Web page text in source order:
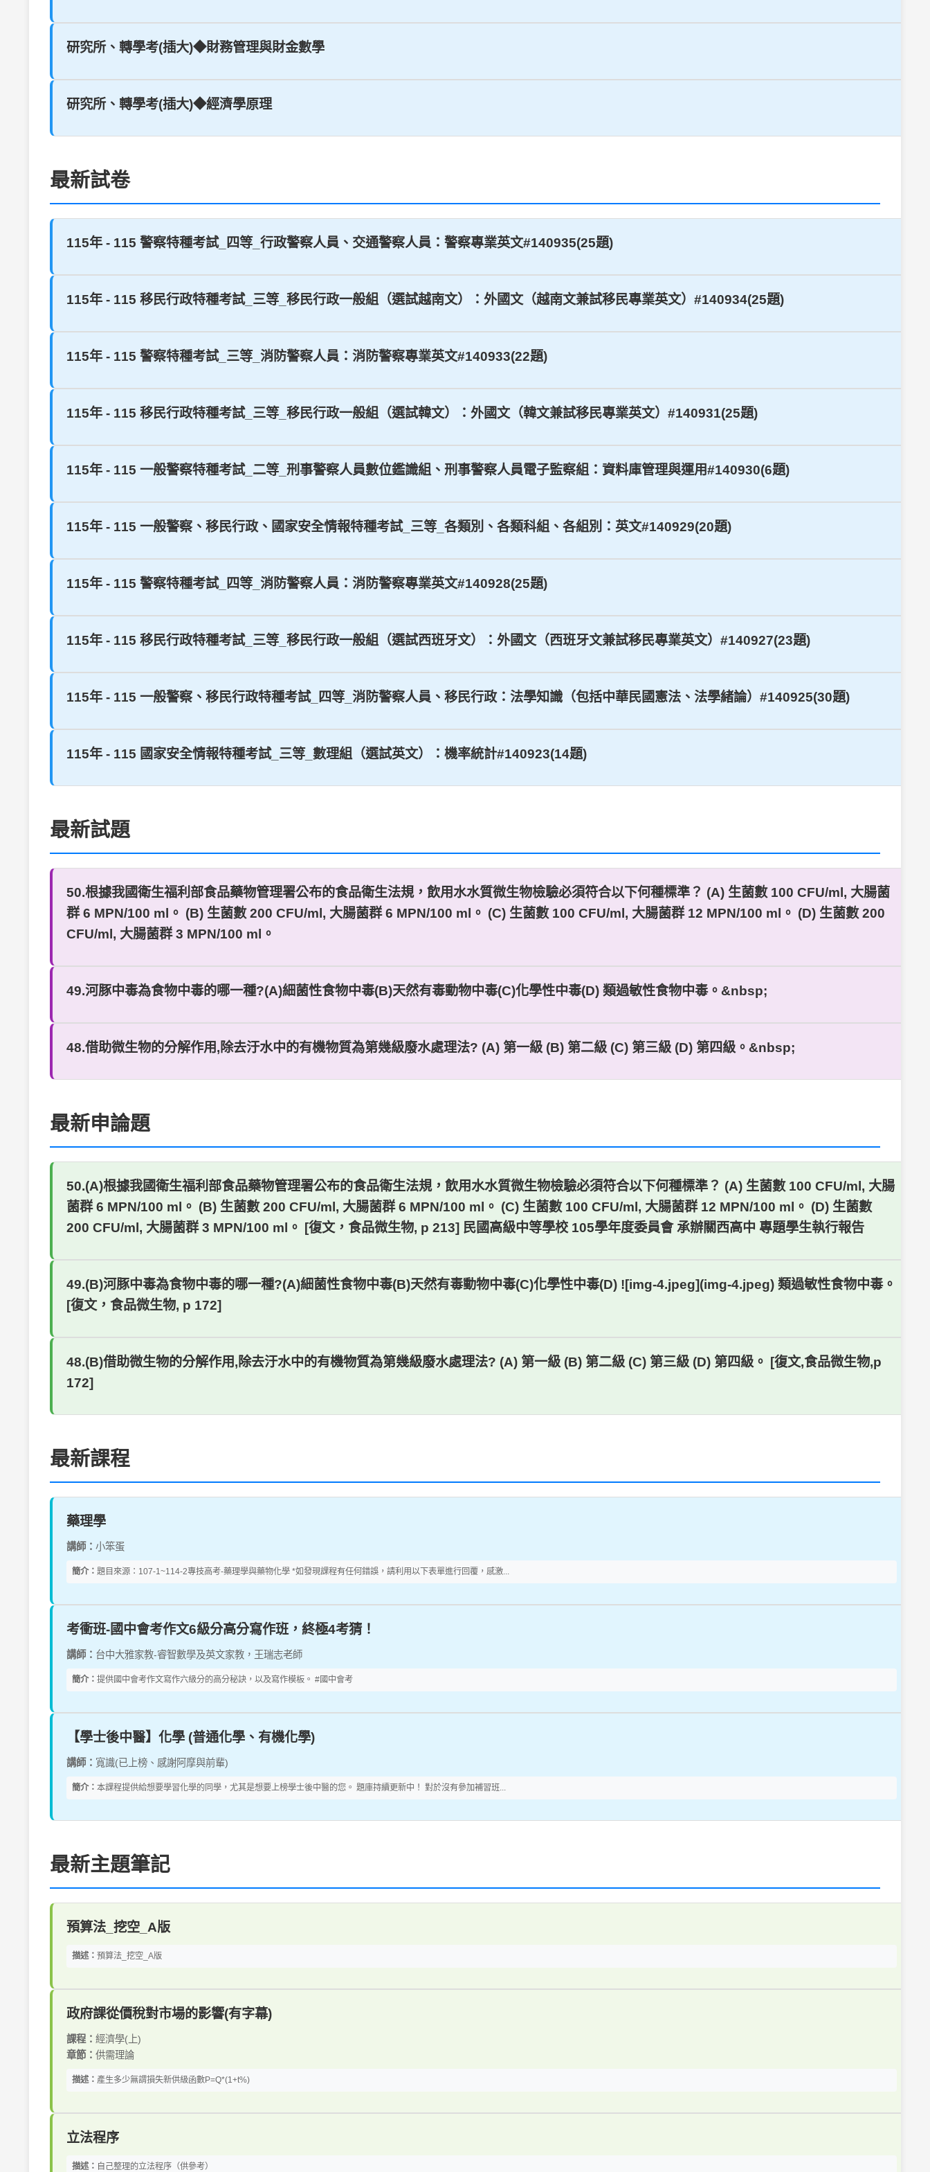
研究所、轉學考(插大)◆財務管理與財金數學
研究所、轉學考(插大)◆經濟學原理
最新試卷
115年 - 115 警察特種考試_四等_行政警察人員、交通警察人員：警察專業英文#140935(25題)
115年 - 115 移民行政特種考試_三等_移民行政一般組（選試越南文）：外國文（越南文兼試移民專業英文）#140934(25題)
115年 - 115 警察特種考試_三等_消防警察人員：消防警察專業英文#140933(22題)
115年 - 115 移民行政特種考試_三等_移民行政一般組（選試韓文）：外國文（韓文兼試移民專業英文）#140931(25題)
115年 - 115 一般警察特種考試_二等_刑事警察人員數位鑑識組、刑事警察人員電子監察組：資料庫管理與運用#140930(6題)
115年 - 115 一般警察、移民行政、國家安全情報特種考試_三等_各類別、各類科組、各組別：英文#140929(20題)
115年 - 115 警察特種考試_四等_消防警察人員：消防警察專業英文#140928(25題)
115年 - 115 移民行政特種考試_三等_移民行政一般組（選試西班牙文）：外國文（西班牙文兼試移民專業英文）#140927(23題)
115年 - 115 一般警察、移民行政特種考試_四等_消防警察人員、移民行政：法學知識（包括中華民國憲法、法學緒論）#140925(30題)
115年 - 115 國家安全情報特種考試_三等_數理組（選試英文）：機率統計#140923(14題)
最新試題
50.根據我國衛生福利部食品藥物管理署公布的食品衛生法規，飲用水水質微生物檢驗必須符合以下何種標準？ (A) 生菌數 100 CFU/ml, 大腸菌
群 6 MPN/100 ml。 (B) 生菌數 200 CFU/ml, 大腸菌群 6 MPN/100 ml。 (C) 生菌數 100 CFU/ml, 大腸菌群 12 MPN/100 ml。 (D) 生菌數 200
CFU/ml, 大腸菌群 3 MPN/100 ml。
49.河豚中毒為食物中毒的哪一種?(A)細菌性食物中毒(B)天然有毒動物中毒(C)化學性中毒(D) 類過敏性食物中毒。&nbsp;
48.借助微生物的分解作用,除去汙水中的有機物質為第幾級廢水處理法? (A) 第一級 (B) 第二級 (C) 第三級 (D) 第四級。&nbsp;
最新申論題
50.(A)根據我國衛生福利部食品藥物管理署公布的食品衛生法規，飲用水水質微生物檢驗必須符合以下何種標準？ (A) 生菌數 100 CFU/ml, 大腸
菌群 6 MPN/100 ml。 (B) 生菌數 200 CFU/ml, 大腸菌群 6 MPN/100 ml。 (C) 生菌數 100 CFU/ml, 大腸菌群 12 MPN/100 ml。 (D) 生菌數
200 CFU/ml, 大腸菌群 3 MPN/100 ml。 [復文，食品微生物, p 213] 民國高級中等學校 105學年度委員會 承辦關西高中 專題學生執行報告
49.(B)河豚中毒為食物中毒的哪一種?(A)細菌性食物中毒(B)天然有毒動物中毒(C)化學性中毒(D) ![img-4.jpeg](img-4.jpeg) 類過敏性食物中毒。
[復文，食品微生物, p 172]
48.(B)借助微生物的分解作用,除去汙水中的有機物質為第幾級廢水處理法? (A) 第一級 (B) 第二級 (C) 第三級 (D) 第四級。 [復文,食品微生物,p
172]
最新課程
藥理學
講師： 小笨蛋
簡介： 題目來源：107-1~114-2專技高考-藥理學與藥物化學 *如發現課程有任何錯誤，請利用以下表單進行回覆，感激...
考衝班-國中會考作文6級分高分寫作班，終極4考猜！
講師： 台中大雅家教-睿智數學及英文家教，王瑞志老師
簡介： 提供國中會考作文寫作六級分的高分秘訣，以及寫作模板。 #國中會考
【學士後中醫】化學 (普通化學、有機化學)
講師： 寬識(已上榜、感謝阿摩與前輩)
簡介： 本課程提供給想要學習化學的同學，尤其是想要上榜學士後中醫的您。 題庫持續更新中！ 對於沒有參加補習班...
最新主題筆記
預算法_挖空_A版
描述： 預算法_挖空_A版
政府課從價稅對市場的影響(有字幕)
課程： 經濟學(上)
章節： 供需理論
描述： 產生多少無謂損失新供級函數P=Q*(1+t%)
立法程序
描述： 自己整理的立法程序（供參考）